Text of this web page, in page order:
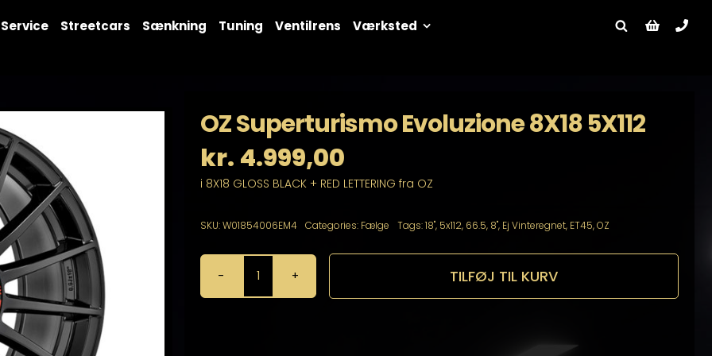
Service Streetcars Sænkning Tuning Ventilrens Værksted
OZ Superturismo Evoluzione 8X18 5X112
kr. 4.999,00
i 8X18 GLOSS BLACK + RED LETTERING fra OZ
SKU:W01854006EM4 Categories: Fælge Tags:18", 5x112, 66.5, 8", Ej Vinteregnet, ET45,OZ
OZ
Superturismo
TILFØJ TIL KURV